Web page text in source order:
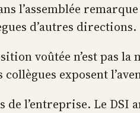
d’autres directions.
voûtée n’est pas
exposent
l’entreprise. Le DSI